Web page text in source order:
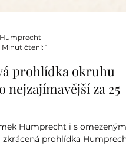
Minut čtení: 1
prohlídka okruhu
nejzajímavější za 25